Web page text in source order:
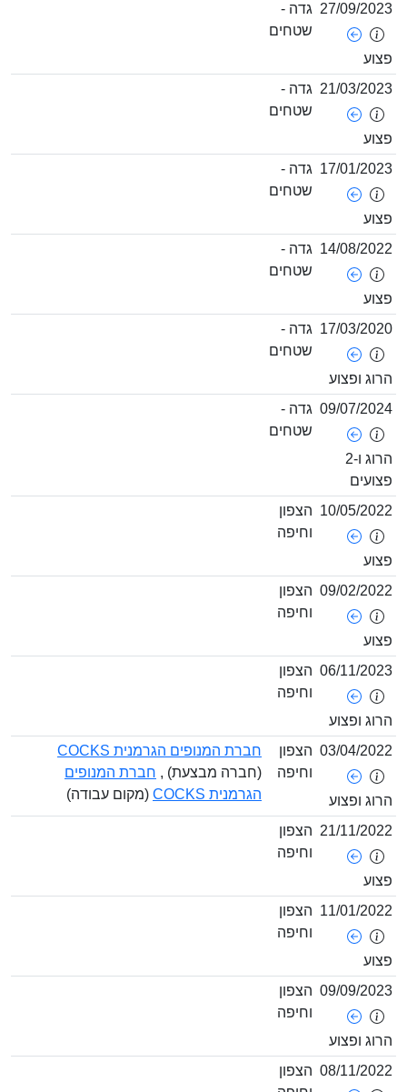
27/09/ גדה -
שטחים
21/03/ גדה -
שטחים
17/01/ גדה -
שטחים
14/08/ גדה -
שטחים
17/03/
ופצוע
גדה -
שטחים
09/07/
הרוג ו-2
גדה -
שטחים
10/05/ הצפון
וחיפה
09/02/ הצפון
וחיפה
06/11/
ופצוע
הצפון
וחיפה
03/04/
ופצוע
הצפון
וחיפה
חברת המנופים הגרמנית COCKS
(חברה מבצעת) ,חברת המנופים
הגרמנית COCKS
(מקום עבודה)
21/11/ הצפון
וחיפה
11/01/ הצפון
וחיפה
09/09/
ופצוע
הצפון
וחיפה
08/11/ הצפון